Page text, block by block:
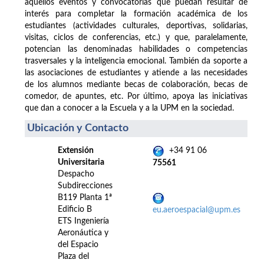
aquellos eventos y convocatorias que puedan resultar de
interés para completar la formación académica de los
estudiantes (actividades culturales, deportivas, solidarias,
visitas, ciclos de conferencias, etc.) y que, paralelamente,
potencian las denominadas habilidades o competencias
trasversales y la inteligencia emocional. También da soporte a
las asociaciones de estudiantes y atiende a las necesidades
de los alumnos mediante becas de colaboración, becas de
comedor, de apuntes, etc. Por último, apoya las iniciativas
que dan a conocer a la Escuela y a la UPM en la sociedad.
Ubicación y Contacto
Extensión
Universitaria
Despacho
Subdirecciones
B119 Planta 1ª
Edificio B
ETS Ingeniería
Aeronáutica y
del Espacio
Plaza del
+34 91 06
75561
eu.aeroespacial@upm.es